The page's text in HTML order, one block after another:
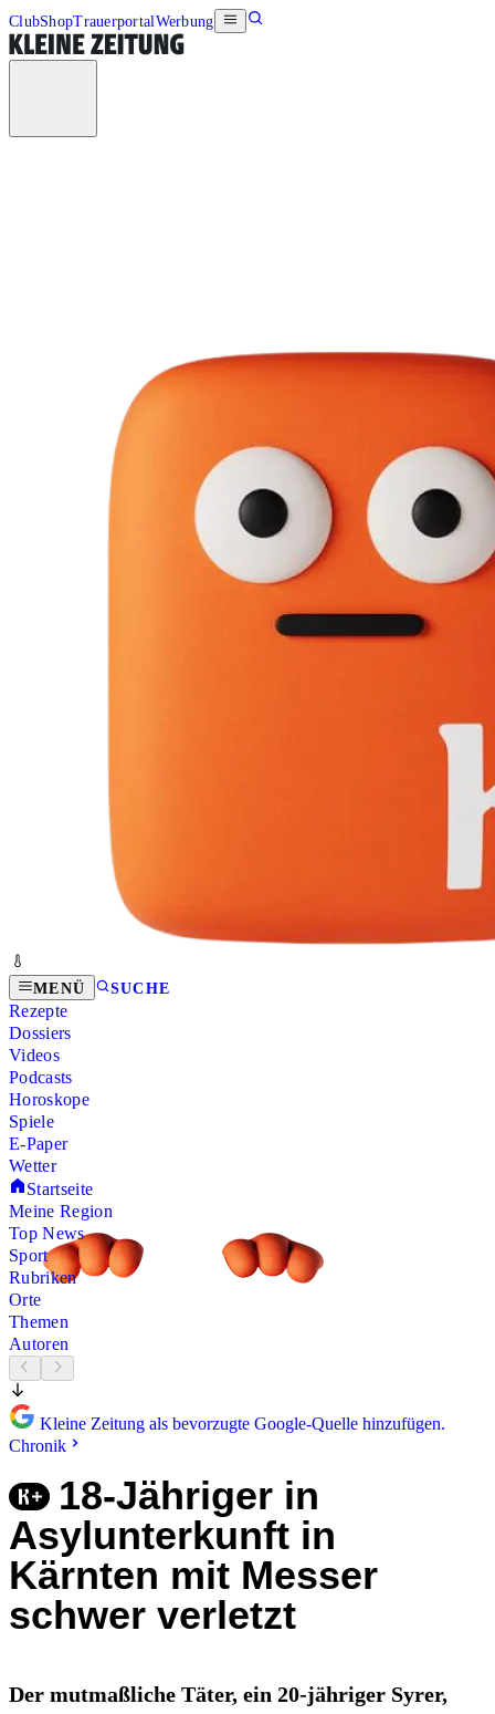
ClubShopTrauerportalWerbung
MENÜ SUCHE
Rezepte
Dossiers
Videos
Podcasts
Horoskope
Spiele
E-Paper
Wetter
Startseite
Meine Region
Top News
Sport
Rubriken
Orte
Themen
Autoren
Kleine Zeitung als bevorzugte Google-Quelle hinzufügen.
Chronik
18-Jähriger in
Asylunterkunft in
Kärnten mit Messer
schwer verletzt
Der mutmaßliche Täter, ein 20-jähriger Syrer,